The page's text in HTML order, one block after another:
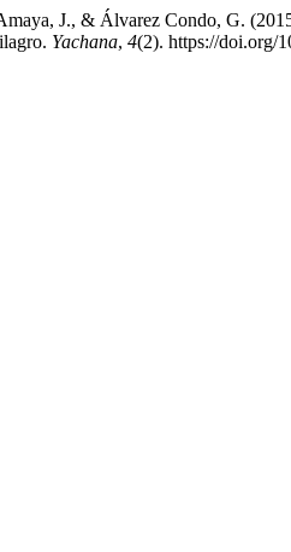
J., & Álvarez Condo, G.
Yachana, 4(2). https://doi.org/